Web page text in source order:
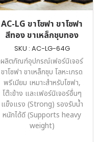
AC-LG ขาโซฟา ขาโซฟา
สีทอง ขาเหล็กชุบทอง
SKU : AC-LG-64G
ผลิตภัณฑ์อุปกรณ์เฟอร์นิเจอร์
ขาโซฟา ขาเหล็กชุบ โลหะเกรด
พรีเมียม เหมาะสำหรับโซฟา,
โต๊ะข้าง และเฟอร์นิเจอร์อื่นๆ
แข็งแรง (Strong) รองรับน้ำ
หนักได้ดี (Supports heavy
weight)